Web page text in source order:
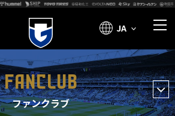
JA
FANCLUB
ファンクラブ